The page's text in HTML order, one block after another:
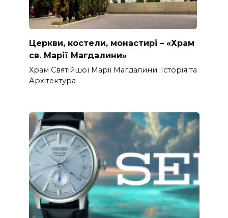
Церкви, костели, монастирі – «Храм
св. Марії Магдалини»
Храм Святійшої Марії Магдалини: Історія та
Архітектура